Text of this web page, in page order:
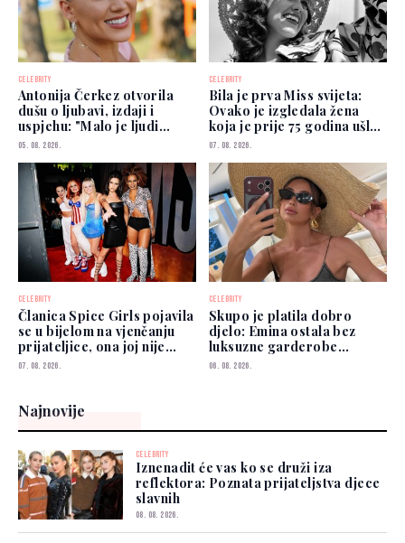
CELEBRITY
Antonija Čerkez otvorila
dušu o ljubavi, izdaji i
uspjehu: "Malo je ljudi
kojima možete vjerovati"
05. 08. 2026.
CELEBRITY
Bila je prva Miss svijeta:
Ovako je izgledala žena
koja je prije 75 godina ušla
u historiju
07. 08. 2026.
CELEBRITY
Članica Spice Girls pojavila
se u bijelom na vjenčanju
prijateljice, ona joj nije
prešutjela
07. 08. 2026.
CELEBRITY
Skupo je platila dobro
djelo: Emina ostala bez
luksuzne garderobe
vrijedne više od 50.000
06. 08. 2026.
Najnovije
CELEBRITY
Iznenadit će vas ko se druži iza
reflektora: Poznata prijateljstva djece
slavnih
08. 08. 2026.